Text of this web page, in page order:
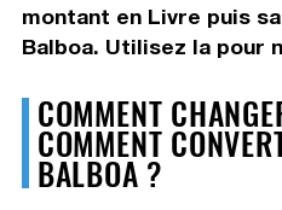
montant en Livre puis
Balboa. Utilisez la pour
COMMENT
COMMENT
BALBOA ?